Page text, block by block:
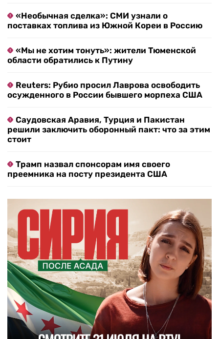
«Необычная сделка»: СМИ узнали о
поставках топлива из Южной Кореи в Россию
«Мы не хотим тонуть»: жители Тюменской
области обратились к Путину
Reuters: Рубио просил Лаврова освободить
осужденного в России бывшего морпеха США
Саудовская Аравия, Турция и Пакистан
решили заключить оборонный пакт: что за этим
стоит
Трамп назвал спонсорам имя своего
преемника на посту президента США